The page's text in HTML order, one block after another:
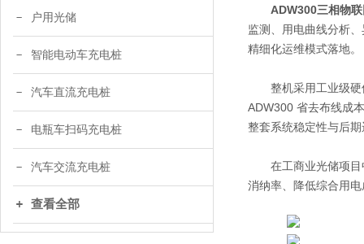
户用光储
智能电动车充电桩
汽车直流充电桩
电瓶车扫码充电桩
汽车交流充电桩
查看全部
ADW300三相物
监测、用电曲线分析
精细化运维模式落地。
整机采用工业级硬件
ADW300 省去布线成
整套系统稳定性与后
在工商业光储项目中
消纳率、降低综合用